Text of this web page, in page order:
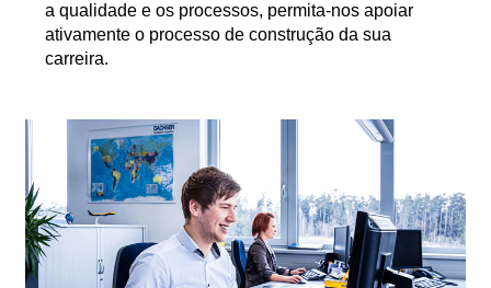
a qualidade e os processos, permita-nos apoiar
ativamente o processo de construção da sua
carreira.